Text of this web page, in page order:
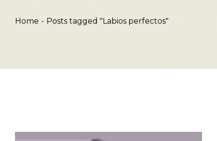
Home Posts tagged "Labios perfectos"